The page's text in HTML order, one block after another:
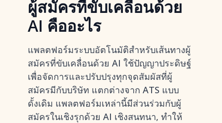
ผู้สมัครที่ขับเคลื่อนด้วย
AI คืออะไร
แพลตฟอร์มระบบอัตโนมัติสำหรับเส้นทางผู้
สมัครที่ขับเคลื่อนด้วย AI ใช้ปัญญาประดิษฐ์
เพื่อจัดการและปรับปรุงทุกจุดสัมผัสที่ผู้
สมัครมีกับบริษัท แตกต่างจาก ATS แบบ
ดั้งเดิม แพลตฟอร์มเหล่านี้มีส่วนร่วมกับผู้
สมัครในเชิงรุกด้วย AI เชิงสนทนา, ทำให้